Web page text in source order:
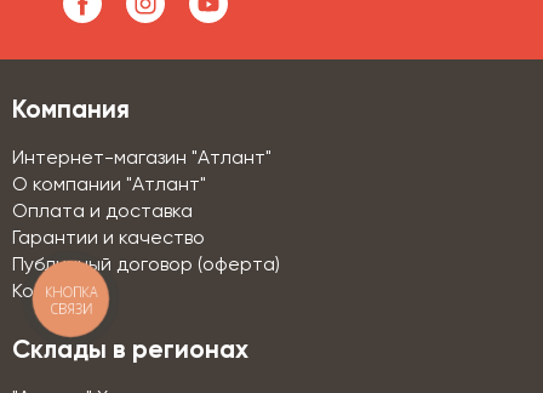
Компания
Интернет-магазин "Атлант"
О компании "Атлант"
Оплата и доставка
Гарантии и качество
Публичный договор (оферта)
Контакты
Склады в регионах
КНОПКА
СВЯЗИ